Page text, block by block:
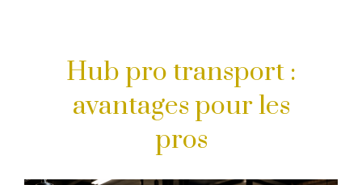
Hub pro transport :
avantages pour les
pros